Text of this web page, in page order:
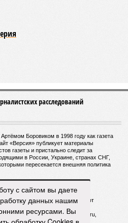
расследований
Боровиком в 1998 году как газета
«Версия» публикует материалы
газеты и пристально следит за
в России, Украине, странах СНГ,
пересекается внешняя политика
редактор:Горевой Р. Г.
ЭЛ № ФС 77 - 72681 от
редакции:versia@versia.ru,
с сайтом вы даете
данных нашим
ресурсами. Вы